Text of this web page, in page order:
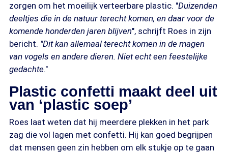
zorgen om het moeilijk verteerbare plastic. "Duizenden
deeltjes die in de natuur terecht komen, en daar voor de
komende honderden jaren blijven", schrijft Roes in zijn
bericht. "Dit kan allemaal terecht komen in de magen
van vogels en andere dieren. Niet echt een feestelijke
gedachte."
Plastic confetti maakt deel uit
van ‘plastic soep’
Roes laat weten dat hij meerdere plekken in het park
zag die vol lagen met confetti. Hij kan goed begrijpen
dat mensen geen zin hebben om elk stukje op te gaan